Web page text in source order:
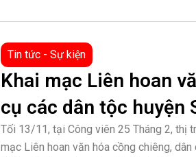
Tin tức - Sự kiện
Khai mạc Liên hoan
cụ các dân tộc huyện
Tối 13/11, tại Công viên 25 Tháng 2, thị
mạc Liên hoan văn hóa cồng chiêng,